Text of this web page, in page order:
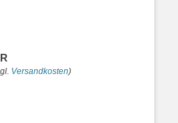
Versandkosten)